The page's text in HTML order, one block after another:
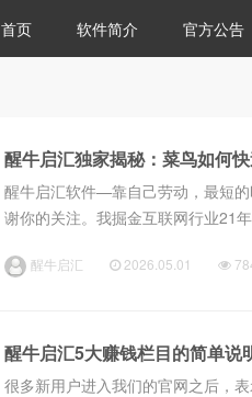
首页 软件简介 官方公告
醒牛启汇独家揭秘：菜鸟如何
醒牛启汇软件—靠自己劳动，最短
谢你的关注。我掘金互联网行业21
团队的筹备还是软件的设...
醒牛启汇 2026.05.01
醒牛启汇5大赚钱栏目的简单说
很多新用户进入我们的官网之后，